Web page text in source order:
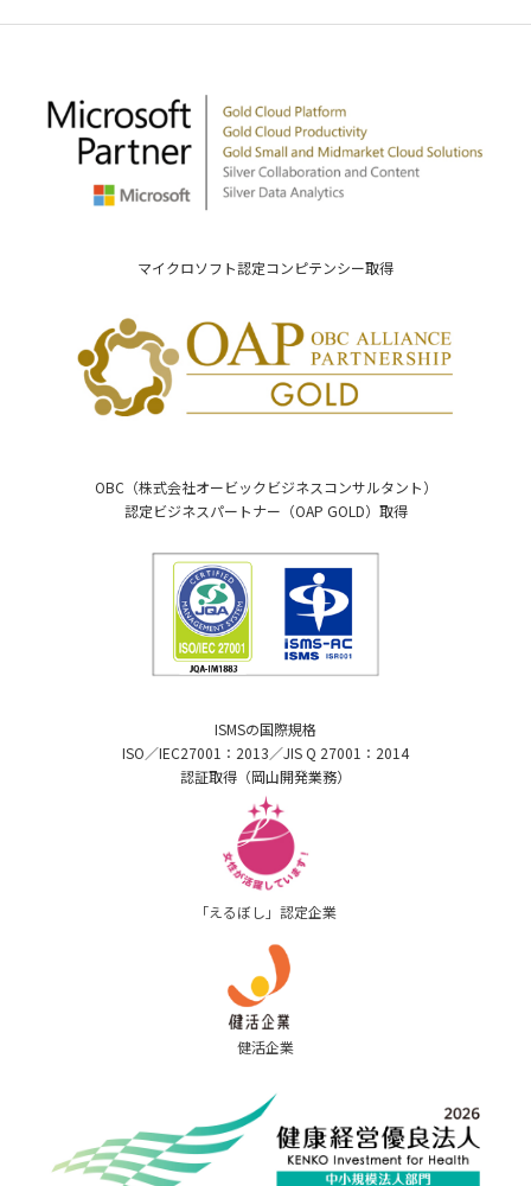
マイクロソフト認定コンピテンシー取得
OBC（株式会社オービックビジネスコンサルタント）
認定ビジネスパートナー（OAP GOLD）取得
ISMSの国際規格
ISO／IEC27001：2013／JIS Q 27001：2014
認証取得（岡山開発業務）
「えるぼし」認定企業
健活企業